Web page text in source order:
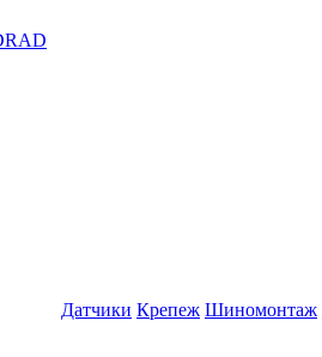
Датчики Крепеж Шиномонтаж